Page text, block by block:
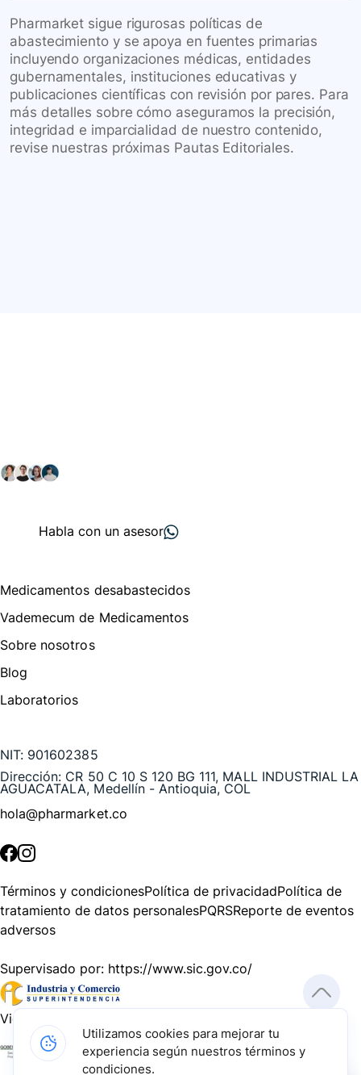
Pharmarket sigue rigurosas políticas de
abastecimiento y se apoya en fuentes primarias
incluyendo organizaciones médicas, entidades
gubernamentales, instituciones educativas y
publicaciones científicas con revisión por pares. Para
más detalles sobre cómo aseguramos la precisión,
integridad e imparcialidad de nuestro contenido,
revise nuestras próximas Pautas Editoriales.
Habla con un asesor
Medicamentos desabastecidos
Vademecum de Medicamentos
Sobre nosotros
Blog
Laboratorios
NIT: 901602385
Dirección: CR 50 C 10 S 120 BG 111, MALL INDUSTRIAL LA
AGUACATALA, Medellín - Antioquia, COL
hola@pharmarket.co
Términos y condicionesPolítica de privacidadPolítica de
tratamiento de datos personalesPQRSReporte de eventos
adversos
Supervisado por: https://www.sic.gov.co/
Vigilado por:
Gracias a nuestros impulsadores, podemos presentarte la
Utilizamos cookies para mejorar tu
experiencia según nuestros términos y
condiciones.